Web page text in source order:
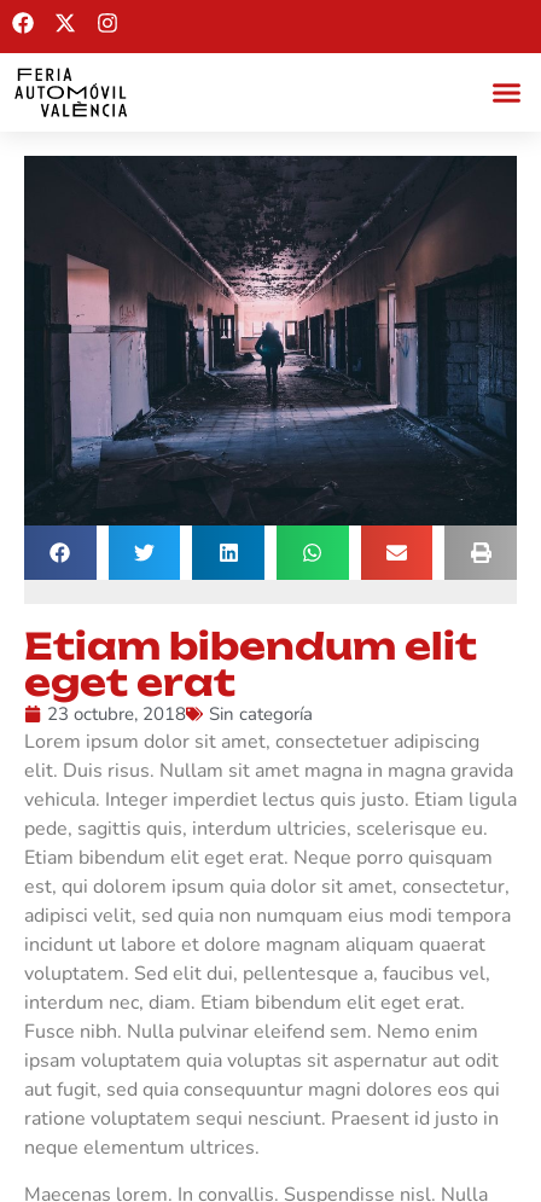
Etiam bibendum elit
eget erat
23 octubre, 2018 Sin categoría
Lorem ipsum dolor sit amet, consectetuer adipiscing
elit. Duis risus. Nullam sit amet magna in magna gravida
vehicula. Integer imperdiet lectus quis justo. Etiam ligula
pede, sagittis quis, interdum ultricies, scelerisque eu.
Etiam bibendum elit eget erat. Neque porro quisquam
est, qui dolorem ipsum quia dolor sit amet, consectetur,
adipisci velit, sed quia non numquam eius modi tempora
incidunt ut labore et dolore magnam aliquam quaerat
voluptatem. Sed elit dui, pellentesque a, faucibus vel,
interdum nec, diam. Etiam bibendum elit eget erat.
Fusce nibh. Nulla pulvinar eleifend sem. Nemo enim
ipsam voluptatem quia voluptas sit aspernatur aut odit
aut fugit, sed quia consequuntur magni dolores eos qui
ratione voluptatem sequi nesciunt. Praesent id justo in
neque elementum ultrices.
Maecenas lorem. In convallis. Suspendisse nisl. Nulla